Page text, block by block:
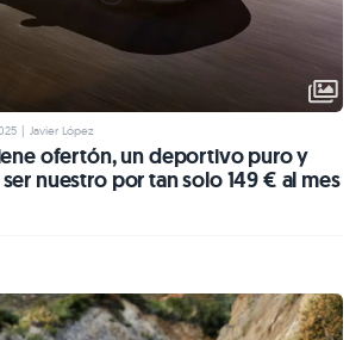
| Javier López
ofertón, un deportivo puro y
nuestro por tan solo 149 € al mes